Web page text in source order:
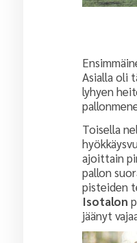
Asialla oli
lyhyen
Toisella
ajoittain
pallon
pisteiden
Isotalon
jäänyt